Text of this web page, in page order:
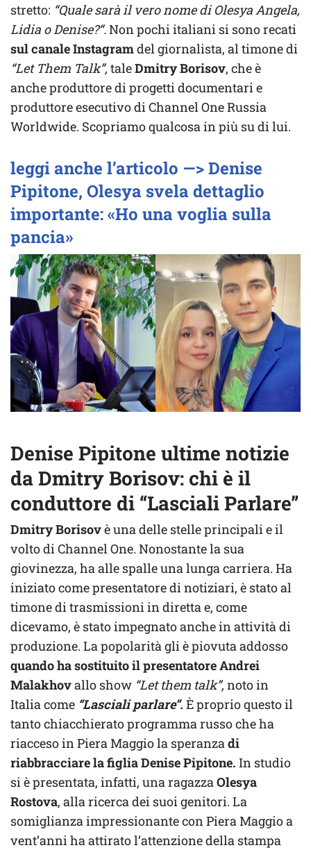
stretto: “Quale sarà il vero nome di Olesya Angela,
Lidia o Denise?“.Non pochi italiani si sono recati
sul canale Instagramdel giornalista, al timone di
“Let Them Talk”,taleDmitry Borisov, che è
anche produttore di progetti documentari e
produttore esecutivo di Channel One Russia
Worldwide. Scopriamo qualcosa in più su di lui.
leggi anche l’articolo —> Denise
Pipitone, Olesya svela dettaglio
importante: «Ho una voglia sulla
pancia»
Denise Pipitone ultime notizie
da Dmitry Borisov: chi è il
conduttore di “Lasciali Parlare”
Dmitry Borisovè una delle stelle principali e il
volto di Channel One. Nonostante la sua
giovinezza, ha alle spalle una lunga carriera. Ha
iniziato come presentatore di notiziari, è stato al
timone di trasmissioni in diretta e, come
dicevamo, è stato impegnato anche in attività di
produzione. La popolarità gli è piovuta addosso
quando ha sostituito il presentatore Andrei
Malakhovallo show “Let them talk”,noto in
Italia come “Lasciali parlare”. È proprio questo il
tanto chiacchierato programma russo che ha
riacceso in Piera Maggio la speranzadi
riabbracciare la figlia Denise Pipitone. In studio
si è presentata, infatti, una ragazzaOlesya
Rostova, alla ricerca dei suoi genitori. La
somiglianza impressionante con Piera Maggio a
vent’anni ha attirato l’attenzione della stampa